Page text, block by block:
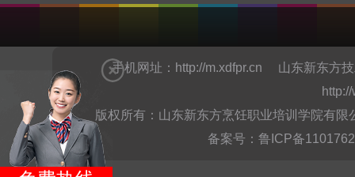
手机网址： http://m.xdfpr.cn 山东新东方技
版权所有：山东新东方烹饪职业培训学院有
备案号： 鲁ICP备